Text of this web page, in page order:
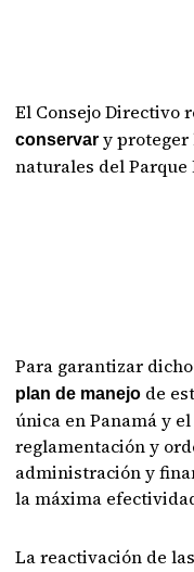
El Consejo Directivo
conservary proteger
naturales del Parque
Para garantizar
plan de manejo de
única en Panamá y
reglamentación y
administración y
la máxima
La reactivación de